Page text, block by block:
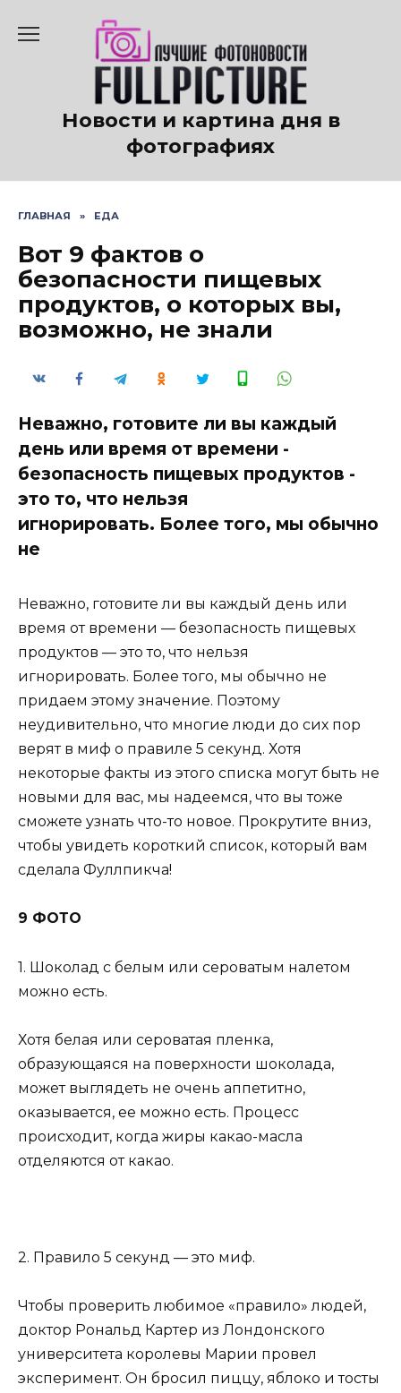
содержанию
Новости и картина дня в
фотографиях
ГЛАВНАЯ » ЕДА
Вот 9 фактов о
безопасности пищевых
продуктов, о которых вы,
возможно, не знали
Неважно, готовите ли вы каждый
день или время от времени -
безопасность пищевых продуктов -
это то, что нельзя
игнорировать. Более того, мы обычно
не
Неважно, готовите ли вы каждый день или
время от времени — безопасность пищевых
продуктов — это то, что нельзя
игнорировать. Более того, мы обычно не
придаем этому значение. Поэтому
неудивительно, что многие люди до сих пор
верят в миф о правиле 5 секунд. Хотя
некоторые факты из этого списка могут быть не
новыми для вас, мы надеемся, что вы тоже
сможете узнать что-то новое. Прокрутите вниз,
чтобы увидеть короткий список, который вам
сделала Фуллпикча!
9 ФОТО
1. Шоколад с белым или сероватым налетом
можно есть.
Хотя белая или сероватая пленка,
образующаяся на поверхности шоколада,
может выглядеть не очень аппетитно,
оказывается, ее можно есть. Процесс
происходит, когда жиры какао-масла
отделяются от какао.
2. Правило 5 секунд — это миф.
Чтобы проверить любимое «правило» людей,
доктор Рональд Картер из Лондонского
университета королевы Марии провел
эксперимент. Он бросил пиццу, яблоко и тосты